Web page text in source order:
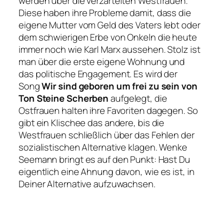
Diese haben ihre Probleme damit, dass die
eigene Mutter vom Geld des Vaters lebt oder
dem schwierigen Erbe von Onkeln die heute
immer noch wie Karl Marx aussehen. Stolz ist
man über die erste eigene Wohnung und
das politische Engagement. Es wird der
SongWir sind geboren um frei zu sein von
Ton Steine Scherbenaufgelegt, die
Ostfrauen halten ihre Favoriten dagegen. So
gibt ein Klischee das andere, bis die
Westfrauen schließlich über das Fehlen der
sozialistischen Alternative klagen. Wenke
Seemann bringt es auf den Punkt: Hast Du
eigentlich eine Ahnung davon, wie es ist, in
Deiner Alternative aufzuwachsen.